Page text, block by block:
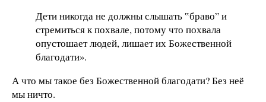
Дети никогда не должны слышать ‟браво” и
стремиться к похвале, потому что похвала
опустошает людей, лишает их Божественной
благодати».
А что мы такое без Божественной благодати? Без неё
мы ничто.